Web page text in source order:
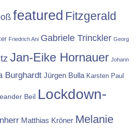
featured Fitzgerald
Friedrich Ani Gabriele Trinckler Georg
Jan-Eike Hornauer Johann
Burghardt Jürgen Bulla Karsten Paul
Beil Lockdown-
Matthias Kröner Melanie